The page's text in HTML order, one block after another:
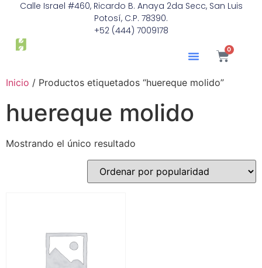
Calle Israel #460, Ricardo B. Anaya 2da Secc, San Luis
Potosí, C.P. 78390.
+52 (444) 7009178
0
Inicio / Productos etiquetados “huereque molido”
huereque molido
Mostrando el único resultado